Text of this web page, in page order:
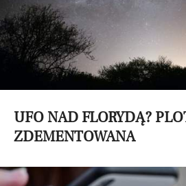
UFO NAD FLORYDĄ?
ZDEMENTOWANA